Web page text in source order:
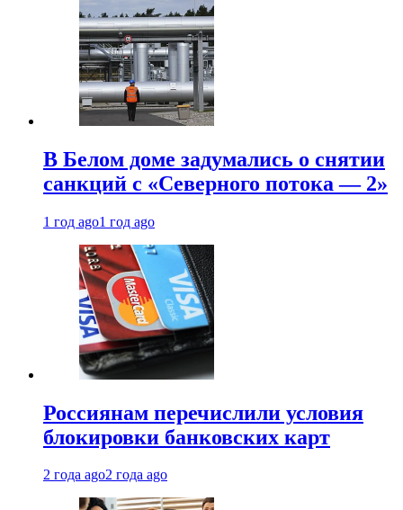
В Белом доме задумались о снятии
санкций с «Северного потока — 2»
1 год ago1 год ago
Россиянам перечислили условия
блокировки банковских карт
2 года ago2 года ago